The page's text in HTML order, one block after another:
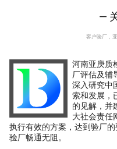
—
客户验厂，
河南亚庚质
厂评估及辅
深入研究中
索和发展，
的见解，并
大社会责任
执行有效的方案，达到验厂
验厂畅通无阻。